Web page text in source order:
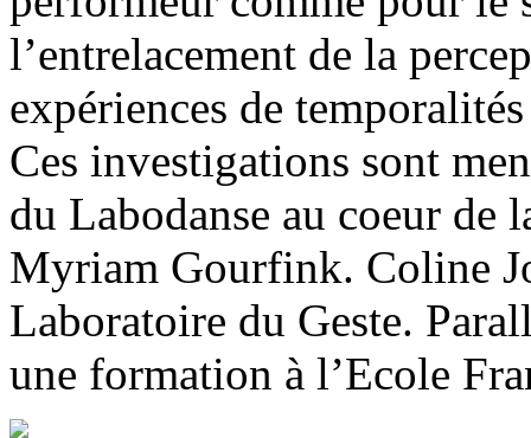
l’entrelacement de la
expériences de
Ces investigations sont
du Labodanse au coeur de
Myriam Gourfink. Coline
Laboratoire du Geste.
une formation à l’Ecole